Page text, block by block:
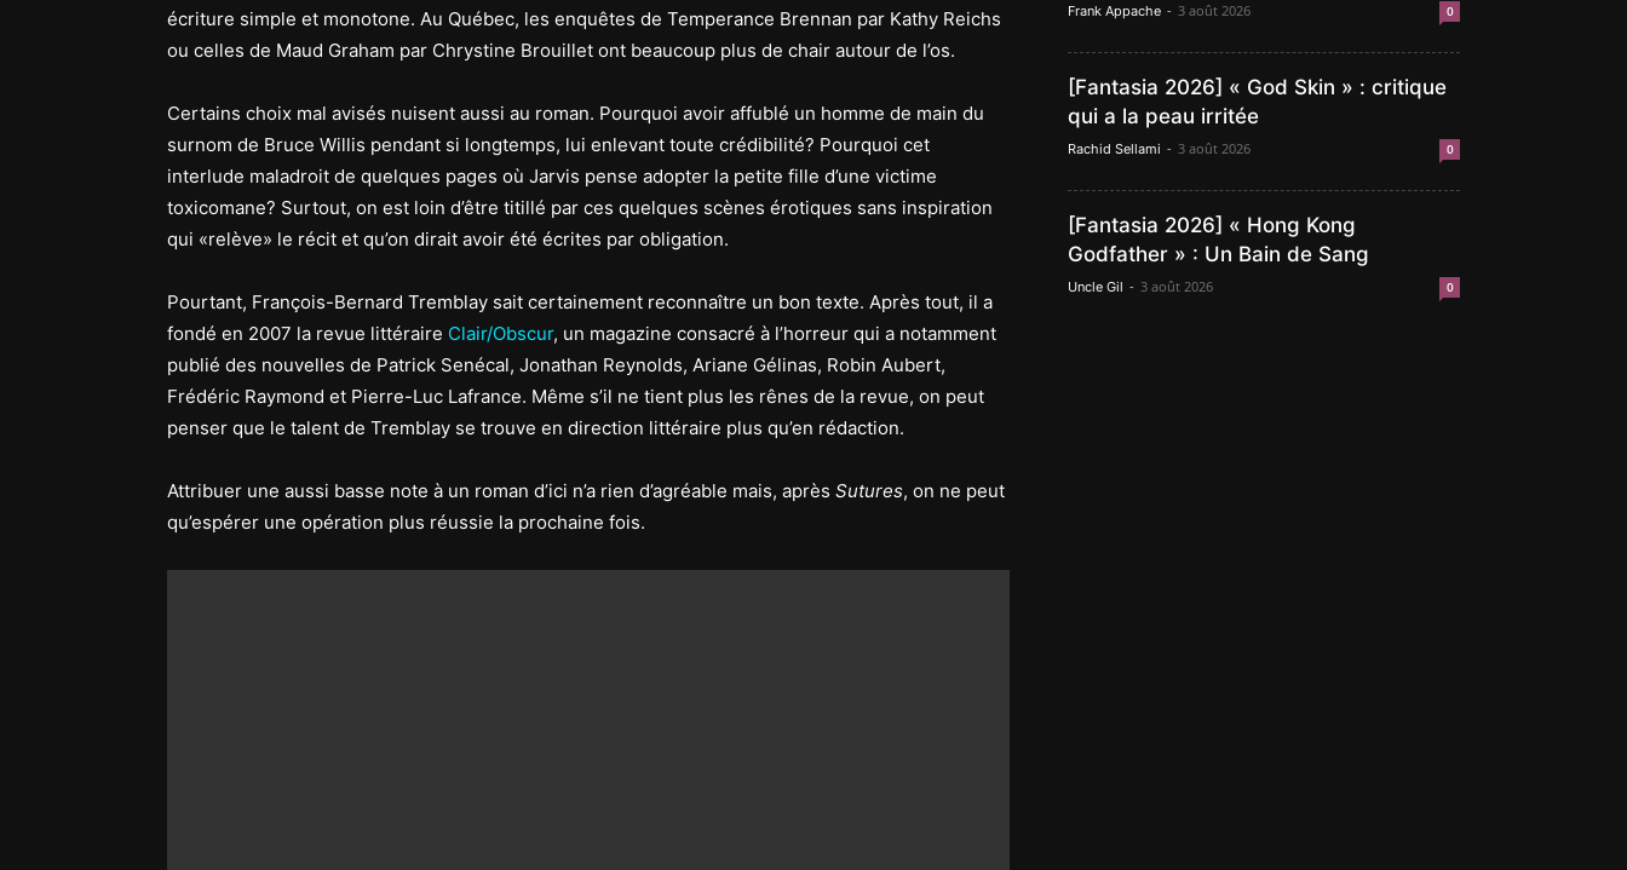
écriture simple et monotone. Au Québec, les enquêtes de Temperance Brennan par Kathy Reichs
ou celles de Maud Graham par Chrystine Brouillet ont beaucoup plus de chair autour de l’os.
Certains choix mal avisés nuisent aussi au roman. Pourquoi avoir affublé un homme de main du
surnom de Bruce Willis pendant si longtemps, lui enlevant toute crédibilité? Pourquoi cet
interlude maladroit de quelques pages où Jarvis pense adopter la petite fille d’une victime
toxicomane? Surtout, on est loin d’être titillé par ces quelques scènes érotiques sans inspiration
qui «relève» le récit et qu’on dirait avoir été écrites par obligation.
Pourtant, François-Bernard Tremblay sait certainement reconnaître un bon texte. Après tout, il a
fondé en 2007 la revue littéraire Clair/Obscur, un magazine consacré à l’horreur qui a notamment
publié des nouvelles de Patrick Senécal, Jonathan Reynolds, Ariane Gélinas, Robin Aubert,
Frédéric Raymond et Pierre-Luc Lafrance. Même s’il ne tient plus les rênes de la revue, on peut
penser que le talent de Tremblay se trouve en direction littéraire plus qu’en rédaction.
Attribuer une aussi basse note à un roman d’ici n’a rien d’agréable mais, après Sutures, on ne peut
qu’espérer une opération plus réussie la prochaine fois.
Frank Appache - 3 août 2026 0
[Fantasia 2026] « God Skin » : critique
qui a la peau irritée
Rachid Sellami - 3 août 2026 0
[Fantasia 2026] « Hong Kong
Godfather » : Un Bain de Sang
Uncle Gil - 3 août 2026 0